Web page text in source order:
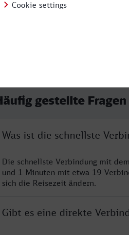
08-05 03:28
gestellte Fragen
Was ist die schnellste
Die schnellste Verbindung mit
und 1 Minuten mit etwa 19
sich die Reisezeit ändern.
Gibt es eine direkte